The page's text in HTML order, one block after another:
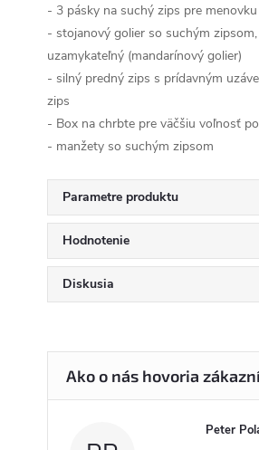
- 3 pásky na suchý zips pre menovku
- stojanový golier so suchým
uzamykateľný (mandarínový golier)
- silný predný zips s prídavným
zips
- Box na chrbte pre väčšiu voľnosť
- manžety so suchým zipsom
Parametre produktu
Hodnotenie
Diskusia
Peter